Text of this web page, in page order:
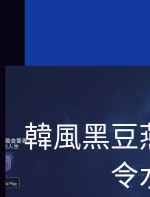
韓風黑豆
令